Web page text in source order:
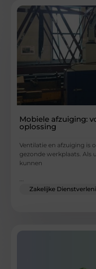
Mobiele afzuiging:
oplossing
Ventilatie en afzuiging is
gezonde werkplaats. Als
kunnen
...
Zakelijke